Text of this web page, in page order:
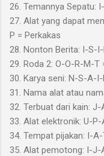
26. Temannya Sepatu:
27. Alat yang dapat
P = Perkakas
28. Nonton Berita: I-S-
29. Roda 2: O-O-R-M-T
30. Karya seni: N-S-A-
31. Nama alat atau
32. Terbuat dari kain:
33. Alat elektronik: U-
34. Tempat pijakan: I-
35. Alat pemotong: I-J-